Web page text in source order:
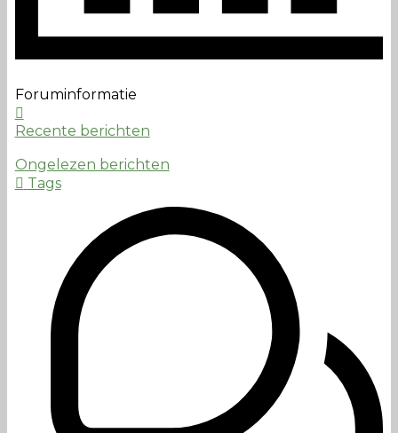
Foruminformatie
Recente berichten
Ongelezen berichten
Tags